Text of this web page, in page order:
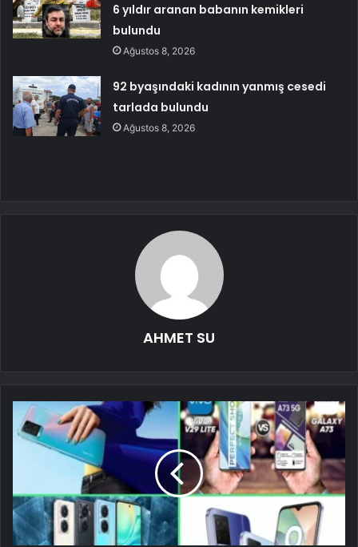
6 yıldır aranan babanın kemikleri
bulundu
Ağustos 8, 2026
92 byaşındaki kadının yanmış cesedi
tarlada bulundu
Ağustos 8, 2026
AHMET SU